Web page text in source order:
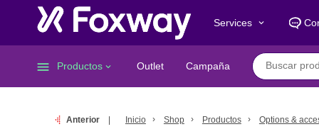
Services keyboard_arrow_down
menu Productos keyboard_arrow_down Outlet Campaña
Anterior Inicio Shop Productos Options &